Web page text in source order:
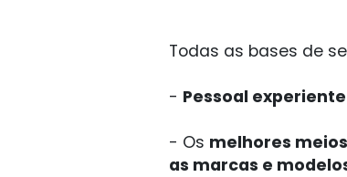
Todas as bases de
- Pessoal
- Os melhores
as marcas e